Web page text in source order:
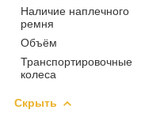
Наличие наплечного
ремня
Объём
Транспортировочные
колеса
Скрыть